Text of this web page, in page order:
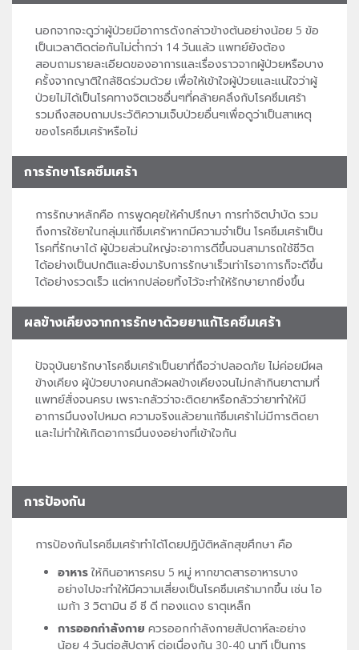
นอกจากจะดูว่าผู้ป่วยมีอาการดังกล่าวข้างต้นอย่างน้อย 5 ข้อ
เป็นเวลาติดต่อกันไม่ต่ำกว่า 14 วันแล้ว แพทย์ยังต้อง
สอบถามรายละเอียดของอาการและเรื่องราวจากผู้ป่วยหรือบาง
ครั้งจากญาติใกล้ชิดร่วมด้วย เพื่อให้เข้าใจผู้ป่วยและแน่ใจว่าผู้
ป่วยไม่ได้เป็นโรคทางจิตเวชอื่นๆที่คล้ายคลึงกับโรคซึมเศร้า
รวมถึงสอบถามประวัติความเจ็บป่วยอื่นๆเพื่อดูว่าเป็นสาเหตุ
ของโรคซึมเศร้าหรือไม่
การรักษาโรคซึมเศร้า
การรักษาหลักคือ การพูดคุยให้คำปรึกษา การทำจิตบำบัด รวม
ถึงการใช้ยาในกลุ่มแก้ซึมเศร้าหากมีความจำเป็น โรคซึมเศร้าเป็น
โรคที่รักษาได้ ผู้ป่วยส่วนใหญ่จะอาการดีขึ้นจนสามารถใช้ชีวิต
ได้อย่างเป็นปกติและยิ่งมารับการรักษาเร็วเท่าไรอาการก็จะดีขึ้น
ได้อย่างรวดเร็ว แต่หากปล่อยทิ้งไว้จะทำให้รักษายากยิ่งขึ้น
ผลข้างเคียงจากการรักษาด้วยยาแก้โรคซึมเศร้า
ปัจจุบันยารักษาโรคซึมเศร้าเป็นยาที่ถือว่าปลอดภัย ไม่ค่อยมีผล
ข้างเคียง ผู้ป่วยบางคนกลัวผลข้างเคียงจนไม่กล้ากินยาตามที่
แพทย์สั่งจนครบ เพราะกลัวว่าจะติดยาหรือกลัวว่ายาทำให้มี
อาการมึนงงไปหมด ความจริงแล้วยาแก้ซึมเศร้าไม่มีการติดยา
และไม่ทำให้เกิดอาการมึนงงอย่างที่เข้าใจกัน
การป้องกัน
การป้องกันโรคซึมเศร้าทำได้โดยปฏิบัติหลักสุขศึกษา คือ
อาหารให้กินอาหารครบ 5 หมู่ หากขาดสารอาหารบาง
อย่างไปจะทำให้มีความเสี่ยงเป็นโรคซึมเศร้ามากขึ้น เช่น โอ
เมก้า 3 วิตามิน อี ซี ดี ทองแดง ธาตุเหล็ก
การออกกำลังกาย ควรออกกำลังกายสัปดาห์ละอย่าง
น้อย 4 วันต่อสัปดาห์ ต่อเนื่องกัน 30-40 นาที เป็นการ